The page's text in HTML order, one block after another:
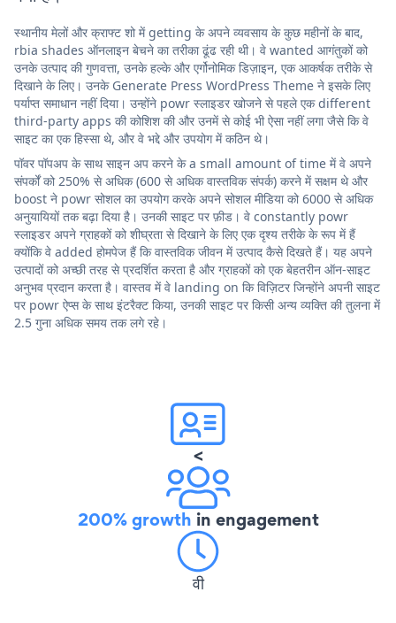
स्थानीय मेलों और क्राफ्ट शो में getting के अपने व्यवसाय के कुछ महीनों के बाद,
rbia shades ऑनलाइन बेचने का तरीका ढूंढ रही थी। वे wanted आगंतुकों को
उनके उत्पाद की गुणवत्ता, उनके हल्के और एर्गोनोमिक डिज़ाइन, एक आकर्षक तरीके से
दिखाने के लिए। उनके Generate Press WordPress Theme ने इसके लिए
पर्याप्त समाधान नहीं दिया। उन्होंने powr स्लाइडर खोजने से पहले एक different
third-party apps की कोशिश की और उनमें से कोई भी ऐसा नहीं लगा जैसे कि वे
साइट का एक हिस्सा थे, और वे भद्दे और उपयोग में कठिन थे।
पॉवर पॉपअप के साथ साइन अप करने के a small amount of time में वे अपने
संपर्कों को 250% से अधिक (600 से अधिक वास्तविक संपर्क) करने में सक्षम थे और
boost ने powr सोशल का उपयोग करके अपने सोशल मीडिया को 6000 से अधिक
अनुयायियों तक बढ़ा दिया है। उनकी साइट पर फ़ीड। वे constantly powr
स्लाइडर अपने ग्राहकों को शीघ्रता से दिखाने के लिए एक दृश्य तरीके के रूप में हैं
क्योंकि वे added होमपेज हैं कि वास्तविक जीवन में उत्पाद कैसे दिखते हैं। यह अपने
उत्पादों को अच्छी तरह से प्रदर्शित करता है और ग्राहकों को एक बेहतरीन ऑन-साइट
अनुभव प्रदान करता है। वास्तव में वे landing on कि विज़िटर जिन्होंने अपनी साइट
पर powr ऐप्स के साथ इंटरैक्ट किया, उनकी साइट पर किसी अन्य व्यक्ति की तुलना में
2.5 गुना अधिक समय तक लगे रहे।
<
200% growth in engagement
वी